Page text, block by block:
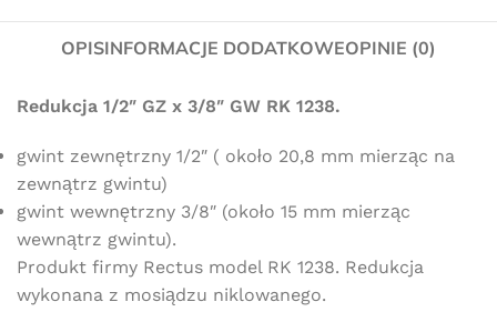
OPISINFORMACJE DODATKOWEOPINIE (0)
Redukcja 1/2″ GZ x 3/8″ GW RK 1238.
gwint zewnętrzny 1/2″ ( około 20,8 mm mierząc na
zewnątrz gwintu)
gwint wewnętrzny 3/8″ (około 15 mm mierząc
wewnątrz gwintu).
Produkt firmy Rectus model RK 1238. Redukcja
wykonana z mosiądzu niklowanego.